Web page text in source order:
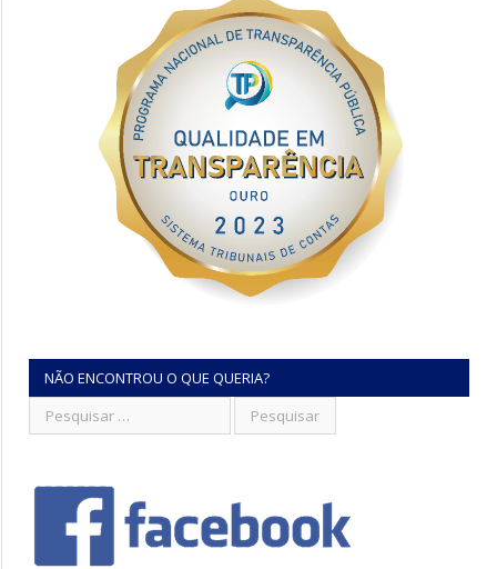
NÃO ENCONTROU O QUE QUERIA?